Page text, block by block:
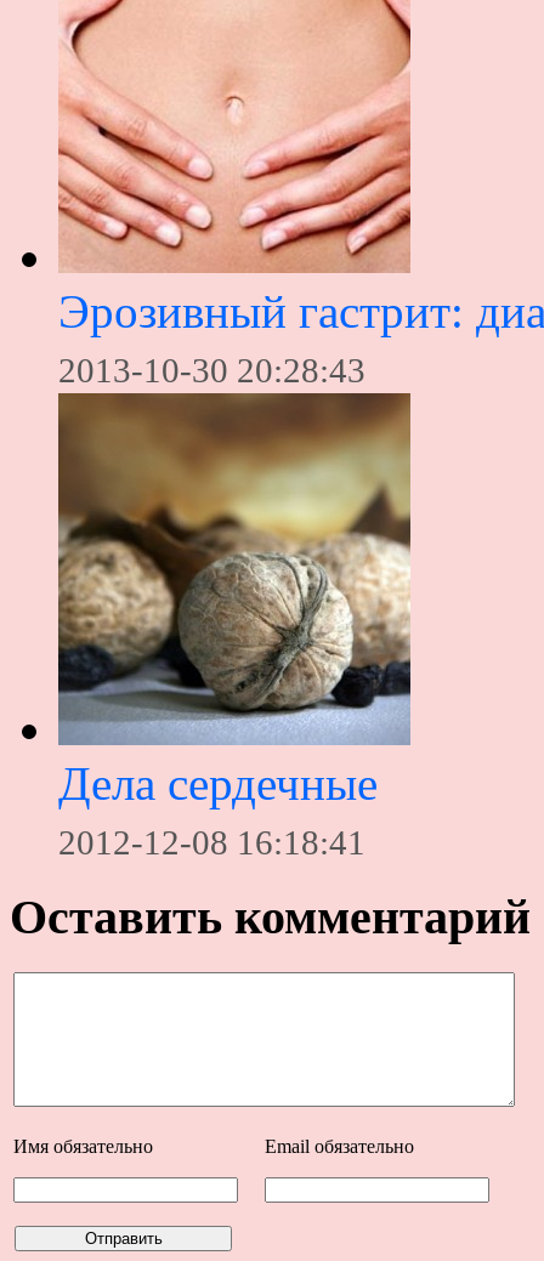
Эрозивный гастрит:
2013-10-30 20:28:43
Дела сердечные
2012-12-08 16:18:41
Оставить комментарий
Имя обязательно Email обязательно